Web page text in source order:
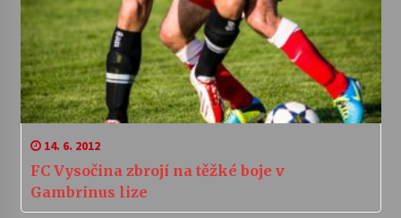
14. 6. 2012
FC Vysočina zbrojí na těžké boje v
Gambrinus lize